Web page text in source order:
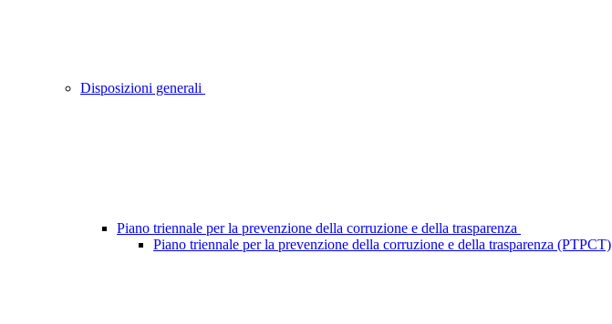
Disposizioni generali
Piano triennale per la prevenzione della corruzione e della trasparenza
Piano triennale per la prevenzione della corruzione e della trasparenza (PTPCT)